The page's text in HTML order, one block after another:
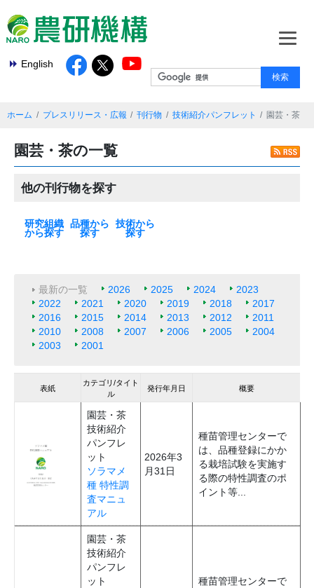
English
ホーム プレスリリース・広報 刊行物 技術紹介パンフレット 園芸・茶
園芸・茶の一覧
他の刊行物を探す
研究組織
から探す
品種から
探す
技術から
探す
最新の一覧 2026 2025 2024
2023
2022
2021 2020 2019 2018
2017
2016
2015 2014 2013 2012
2011
2010
2008 2007 2006 2005
2004
2003
2001
表紙
カテゴリ/タイト
ル
発行年月日 概要
園芸・茶
技術紹介
パンフレ
ット
ソラマメ
種 特性調
査マニュ
アル
2026年3
月31日
種苗管理センターで
は、品種登録にかか
る栽培試験を実施す
る際の特性調査のポ
イント等...
園芸・茶
技術紹介
パンフレ
ット
種苗管理センターで